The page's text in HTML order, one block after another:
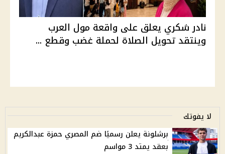
نادر شكري يعلق على واقعة مول العرب
وينتقد تحويل الصلاة لحملة غضب وقطع ...
لا يفوتك
برشلونة يعلن رسميًا ضم المصري حمزة عبدالكريم
بعقد يمتد 3 مواسم